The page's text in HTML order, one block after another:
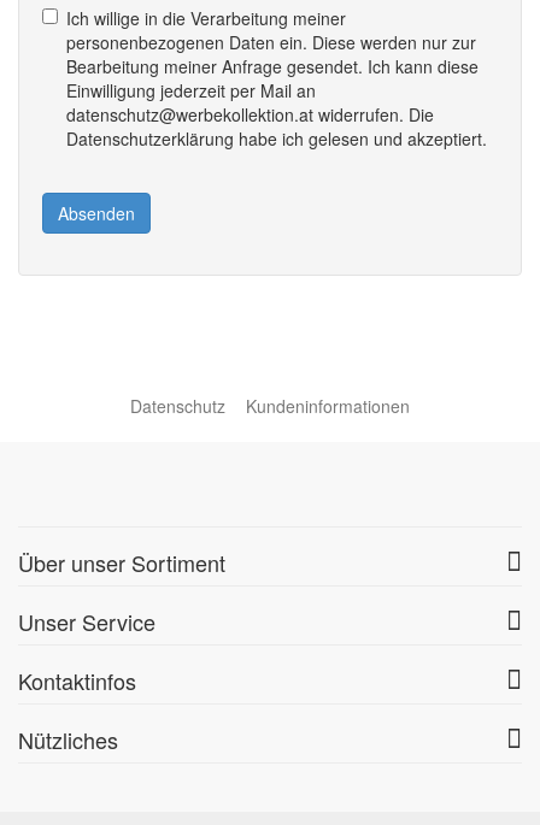
Ich willige in die Verarbeitung meiner
personenbezogenen Daten ein. Diese werden nur zur
Bearbeitung meiner Anfrage gesendet. Ich kann diese
Einwilligung jederzeit per Mail an
datenschutz@werbekollektion.at widerrufen. Die
Datenschutzerklärung habe ich gelesen und akzeptiert.
Absenden
Datenschutz Kundeninformationen
Über unser Sortiment
Unser Service
Kontaktinfos
Nützliches